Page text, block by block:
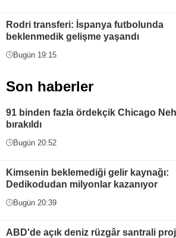
Rodri transferi: İspanya futbolunda
beklenmedik gelişme yaşandı
Bugün 19:15
Son haberler
91 binden fazla ördekçik Chicago
bırakıldı
Bugün 20:52
Kimsenin beklemediği gelir kaynağı:
Dedikodudan milyonlar kazanıyor
Bugün 20:39
ABD'de açık deniz rüzgâr santrali